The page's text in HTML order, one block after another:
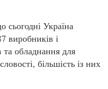
сьогодні Україна
виробників і
та обладнання для
більшість із них